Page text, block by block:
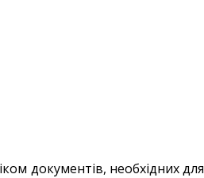
документів, необхідних для